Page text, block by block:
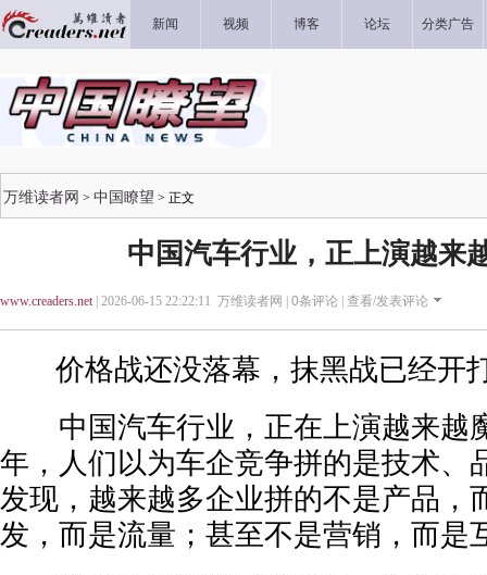
新闻 视频 博客 论坛 分类广告
万维读者网 > 中国瞭望 > 正文
中国汽车行业，正上演越来
www.creaders.net| 2026-06-15 22:22:11 万维读者网 | 0条评论 | 查看/发表评论
价格战还没落幕，抹黑战已经开
中国汽车行业，正在上演越来越
年，人们以为车企竞争拼的是技术、
发现，越来越多企业拼的不是产品，
发，而是流量；甚至不是营销，而是